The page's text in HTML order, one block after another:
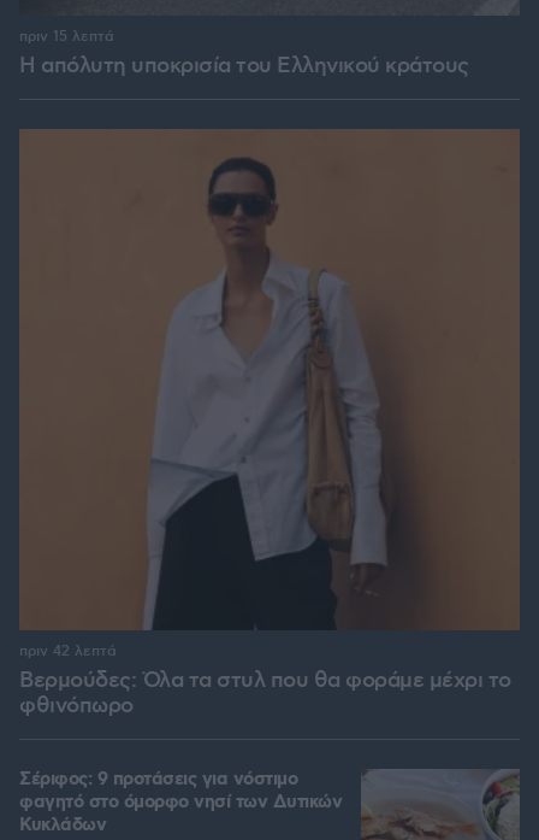
Η απόλυτη υποκρισία του Ελληνικού κράτους
πριν 15 λεπτά
Βερμούδες: Όλα τα στυλ που θα φοράμε μέχρι το
φθινόπωρο
πριν 42 λεπτά
Σέριφος: 9 προτάσεις για νόστιμο
φαγητό στο όμορφο νησί των Δυτικών
Κυκλάδων